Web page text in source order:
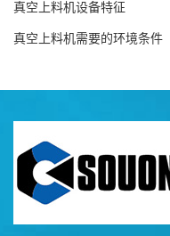
真空上料机设备特征
真空上料机需要的环境条件